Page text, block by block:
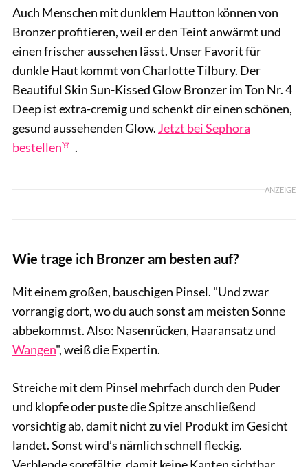
Auch Menschen mit dunklem Hautton können von
Bronzer profitieren, weil er den Teint anwärmt und
einen frischer aussehen lässt. Unser Favorit für
dunkle Haut kommt von Charlotte Tilbury. Der
Beautiful Skin Sun-Kissed Glow Bronzer im Ton Nr. 4
Deep ist extra-cremig und schenkt dir einen schönen,
gesund aussehenden Glow. Jetzt bei Sephora
bestellen
.
ANZEIGE
Wie trage ich Bronzer am besten auf?
Mit einem großen, bauschigen Pinsel. "Und zwar
vorrangig dort, wo du auch sonst am meisten Sonne
abbekommst. Also: Nasenrücken, Haaransatz und
Wangen", weiß die Expertin.
Streiche mit dem Pinsel mehrfach durch den Puder
und klopfe oder puste die Spitze anschließend
vorsichtig ab, damit nicht zu viel Produkt im Gesicht
landet. Sonst wird’s nämlich schnell fleckig.